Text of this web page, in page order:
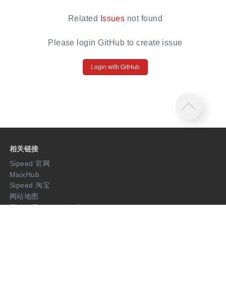
Related Issues not found
Please login GitHub to create issue
Login with GitHub
相关链接
Sipeed 官网
MaixHub
Sipeed 淘宝
网站地图
网站使用 teedoc 生成